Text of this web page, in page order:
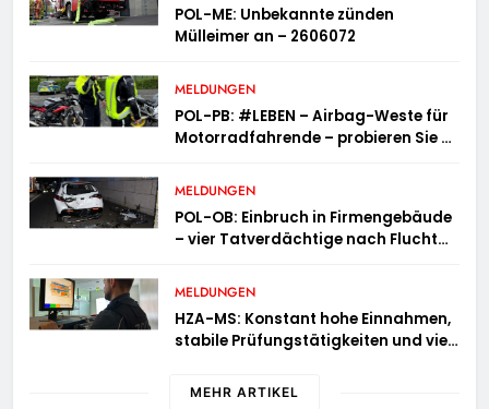
POL-ME: Unbekannte zünden
Mülleimer an – 2606072
MELDUNGEN
POL-PB: #LEBEN – Airbag-Weste für
Motorradfahrende – probieren Sie es
MELDUNGEN
POL-OB: Einbruch in Firmengebäude
– vier Tatverdächtige nach Flucht
MELDUNGEN
HZA-MS: Konstant hohe Einnahmen,
stabile Prüfungstätigkeiten und viel
Hauptzollamt Münster zieht für 2025
MEHR ARTIKEL